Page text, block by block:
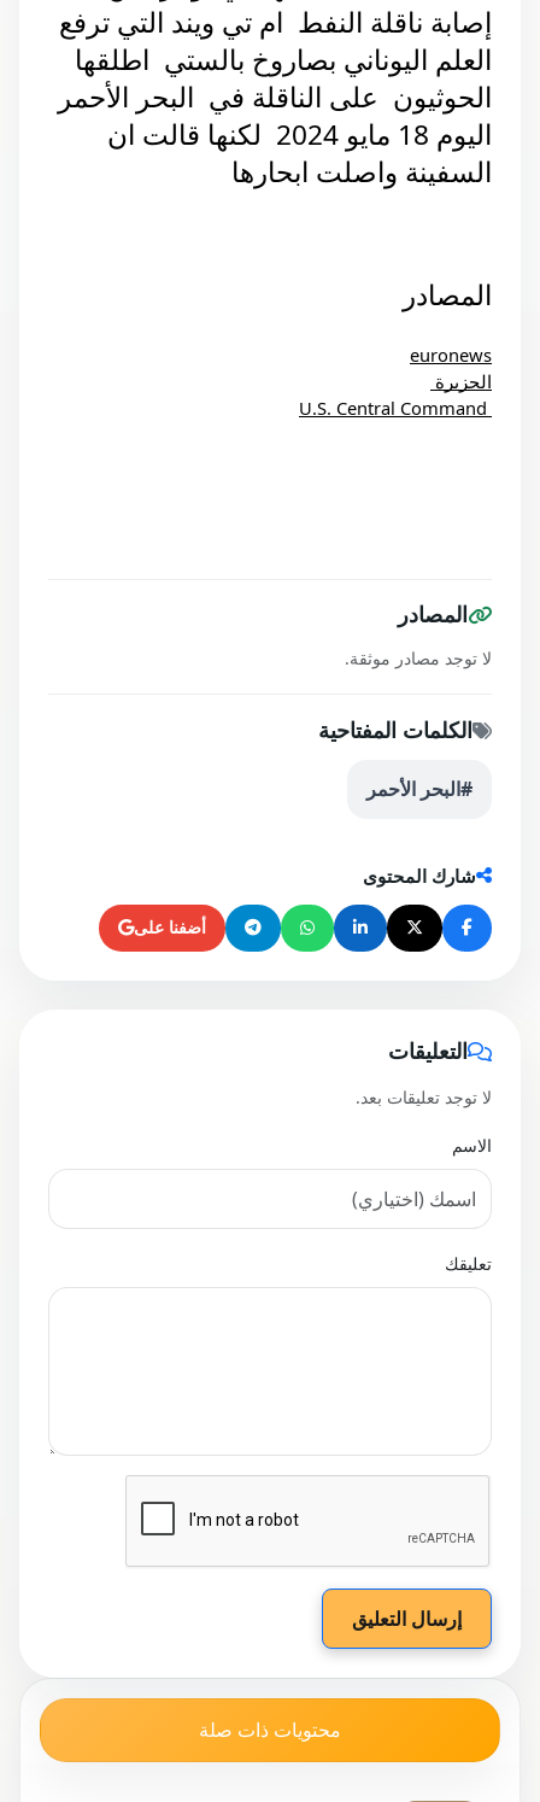
السفينة واصلت ابحارها
المصادر
euronews
الجزيرة
المصادر
لا توجد مصادر موثقة.
الكلمات المفتاحية
#البحر الأحمر
شارك المحتوى
أضفنا على
التعليقات
لا توجد تعليقات بعد.
الاسم
تعليقك
إرسال التعليق
محتويات ذات صلة